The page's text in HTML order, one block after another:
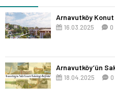
Arnavutköy Konut
16.03.2025 0
Arnavutköy’ün
18.04.2025 0